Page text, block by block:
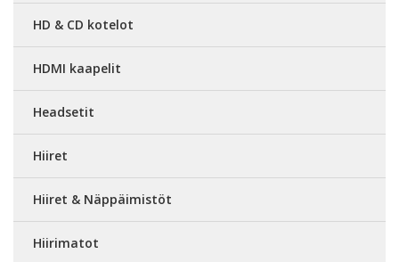
HD & CD kotelot
HDMI kaapelit
Headsetit
Hiiret
Hiiret & Näppäimistöt
Hiirimatot